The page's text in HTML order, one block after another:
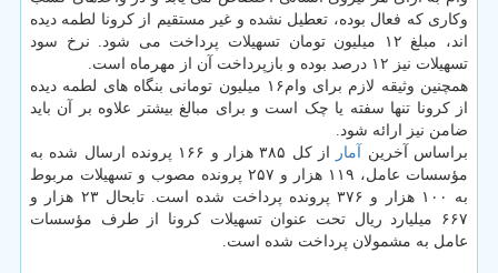
وکاری که فعال بوده، تعطیل نشده و غیر مستقیم از کرونا لطمه دیده
اند، مبلغ ۱۲ میلیون تومان تسهیلات پرداخت می شود. نرخ سود
تسهیلات نیز ۱۲ درصد بوده و بازپرداخت آن از مهرماه است.
همچنین وثیقه لازم برای وام۱۶ میلیون تومانی بنگاه های لطمه دیده
از کرونا تنها سفته یا چک است و برای مبالغ بیشتر علاوه بر آن باید
ضامن نیز ارائه شود.
براساس آخرین
آمار
از کل ۳۸۵ هزار و ۱۶۶ پرونده ارسال شده به
مؤسسات عامل، ۱۱۹ هزار و ۲۵۷ پرونده مصوب و تسهیلات مربوط
به ۱۰۰ هزار و ۳۷۶ پرونده پرداخت شده است. تابحال ۲۳ هزار و
۶۶۷ میلیارد ریال تحت عنوان تسهیلات کرونا از طرف مؤسسات
عامل به مشمولان پرداخت شده است.